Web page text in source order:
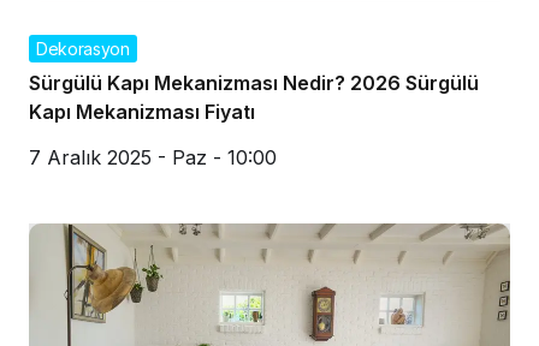
Dekorasyon
Sürgülü Kapı Mekanizması Nedir? 2026 Sürgülü
Kapı Mekanizması Fiyatı
7 Aralık 2025 - Paz - 10:00